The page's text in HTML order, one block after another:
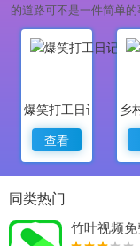
的道路可不是一件简单
验这几款游戏吧！
爆笑打工日记最新版
查看
乡
同类热门
竹叶视频